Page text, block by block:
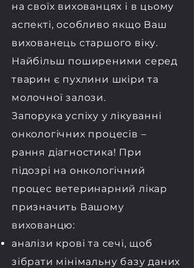
на своїх вихованцях і в цьому
аспекті, особливо якщо Ваш
вихованець старшого віку.
Найбільш поширеними серед
тварин є пухлини шкіри та
молочної залози.
Запорука успіху у лікуванні
онкологічних процесів –
рання діагностика! При
підозрі на онкологічний
процес ветеринарний лікар
призначить Вашому
вихованцю:
аналізи крові та сечі, щоб
зібрати мінімальну базу даних